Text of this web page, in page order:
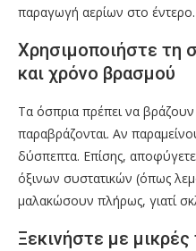
παραγωγή αερίων στο έντερο.
Χρησιμοποιήστε τη
και χρόνο βρασμού
Τα όσπρια πρέπει να
παραβράζονται. Αν
δύσπεπτα. Επίσης,
όξινων συστατικών (όπως
μαλακώσουν πλήρως, γιατί
Ξεκινήστε με